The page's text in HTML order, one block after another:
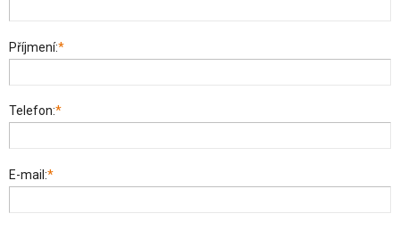
Příjmení:*
Telefon:*
E-mail:*